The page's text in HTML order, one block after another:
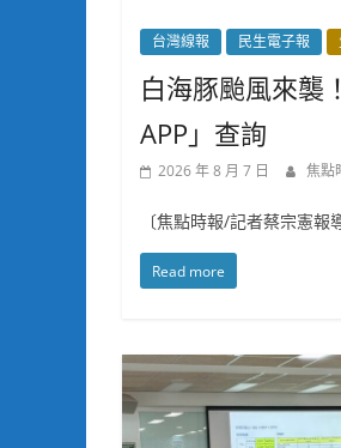
台灣線報 民生電子報
白海豚颱風來襲
APP」查詢
2026 年 8 月 7 日 焦點
〔焦點時報/記者蔡宗憲報
Read more